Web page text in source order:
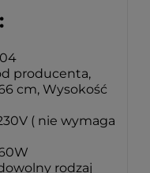
producenta,
cm, Wysokość
( nie wymaga
rodzaj